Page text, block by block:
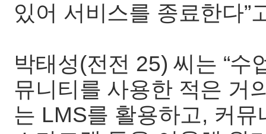
있어 서비스를 종료한다”
박태성(전전 25) 씨는 “
뮤니티를 사용한 적은 거
는 LMS를 활용하고, 커